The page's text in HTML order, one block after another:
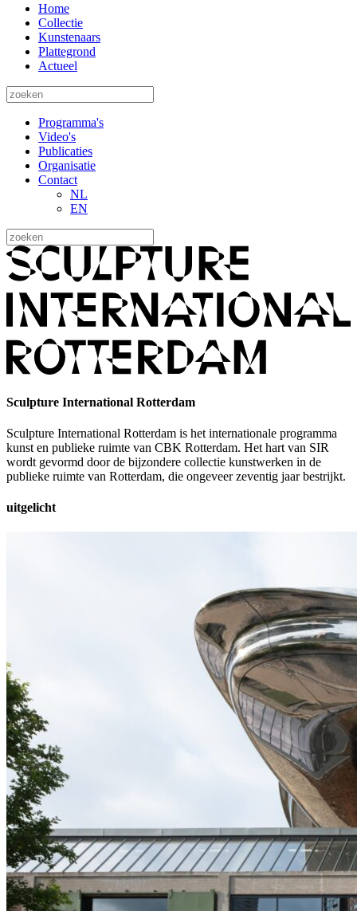
Home
Collectie
Kunstenaars
Plattegrond
Actueel
Programma's
Video's
Publicaties
Organisatie
Contact
NL
EN
Sculpture International Rotterdam
Sculpture International Rotterdam is het internationale programma
kunst en publieke ruimte van CBK Rotterdam. Het hart van SIR
wordt gevormd door de bijzondere collectie kunstwerken in de
publieke ruimte van Rotterdam, die ongeveer zeventig jaar bestrijkt.
uitgelicht